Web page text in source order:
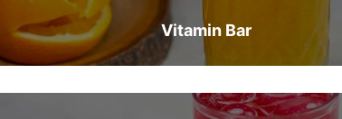
Vitamin Bar